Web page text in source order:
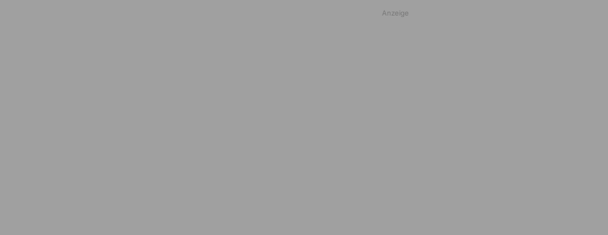
Anzeige